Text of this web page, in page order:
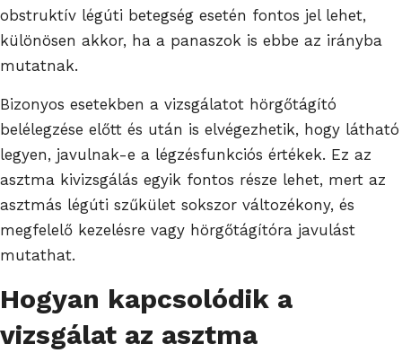
obstruktív légúti betegség esetén fontos jel lehet,
különösen akkor, ha a panaszok is ebbe az irányba
mutatnak.
Bizonyos esetekben a vizsgálatot hörgőtágító
belélegzése előtt és után is elvégezhetik, hogy látható
legyen, javulnak-e a légzésfunkciós értékek. Ez az
asztma kivizsgálás egyik fontos része lehet, mert az
asztmás légúti szűkület sokszor változékony, és
megfelelő kezelésre vagy hörgőtágítóra javulást
mutathat.
Hogyan kapcsolódik a
vizsgálat az asztma